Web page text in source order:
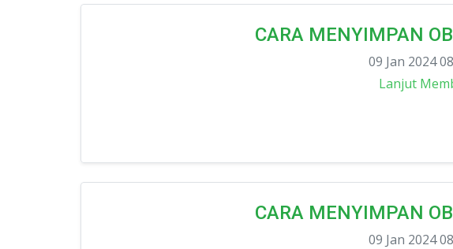
CARA MENYIMPAN
09 Jan 2024
Lanjut
CARA MENYIMPAN
09 Jan 2024